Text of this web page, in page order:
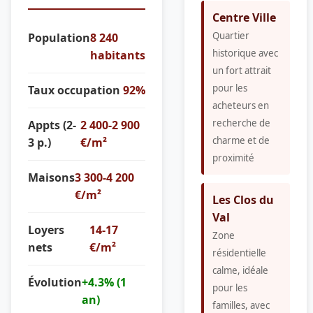
Population8 240
habitants
Taux occupation 92%
Appts (2-
3 p.)
2 400-2 900
€/m²
Maisons3 300-4 200
€/m²
Loyers
nets
14-17
€/m²
Évolution+4.3% (1
an)
Centre Ville
Quartier
historique avec
un fort attrait
pour les
acheteurs en
recherche de
charme et de
proximité
Les Clos du
Val
Zone
résidentielle
calme, idéale
pour les
familles, avec